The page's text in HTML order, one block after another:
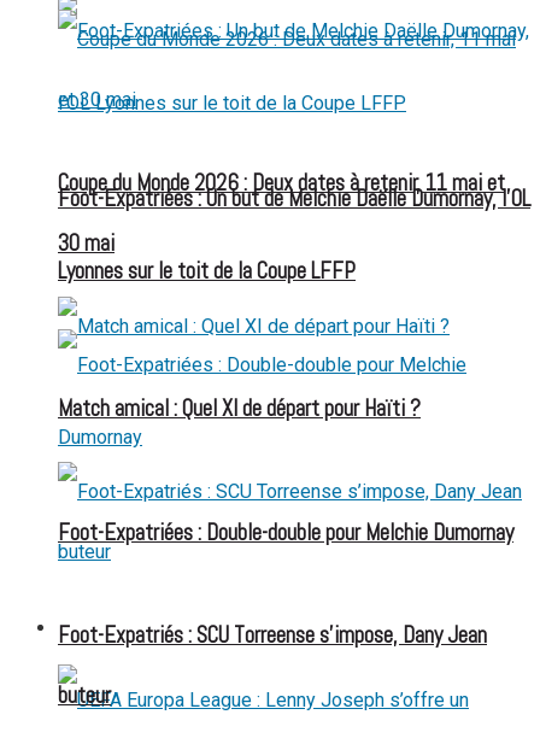
Foot-Expatriées : Un but de Melchie Daëlle Dumornay, l’OL
Lyonnes sur le toit de la Coupe LFFP
Foot-Expatriées : Double-double pour Melchie Dumornay
FOOT EXPATRIÉS
Coupe du Monde 2026 : Deux dates à retenir, 11 mai et
30 mai
Match amical : Quel XI de départ pour Haïti ?
Foot-Expatriés : SCU Torreense s’impose, Dany Jean
buteur